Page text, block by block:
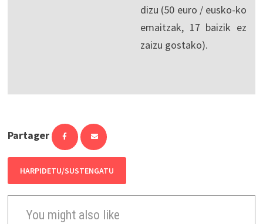
dizu (50 euro / eusko-ko
emaitzak, 17 baizik ez
zaizu gostako).
Partager
HARPIDETU/SUSTENGATU
You might also like